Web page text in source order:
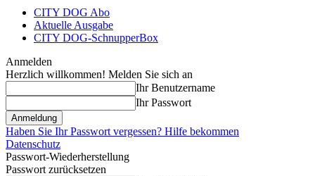
CITY DOG Abo
Aktuelle Ausgabe
CITY DOG-SchnupperBox
Anmelden
Herzlich willkommen! Melden Sie sich an
Ihr Benutzername
Ihr Passwort
Haben Sie Ihr Passwort vergessen? Hilfe bekommen
Datenschutz
Passwort-Wiederherstellung
Passwort zurücksetzen